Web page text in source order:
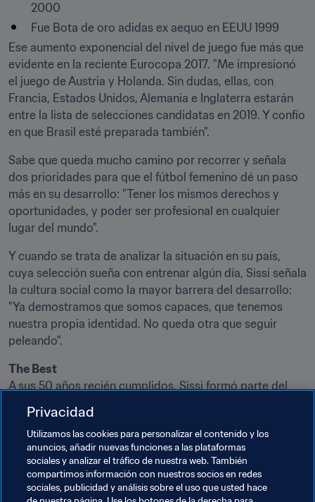
2000
Fue Bota de oro adidas ex aequo en EEUU 1999
Ese aumento exponencial del nivel de juego fue más que
evidente en la reciente Eurocopa 2017. "Me impresionó
el juego de Austria y Holanda. Sin dudas, ellas, con
Francia, Estados Unidos, Alemania e Inglaterra estarán
entre la lista de selecciones candidatas en 2019. Y confío
en que Brasil esté preparada también".
Sabe que queda mucho camino por recorrer y señala
dos prioridades para que el fútbol femenino dé un paso
más en su desarrollo: "Tener los mismos derechos y
oportunidades, y poder ser profesional en cualquier
lugar del mundo".
Y cuando se trata de analizar la situación en su país,
cuya selección sueña con entrenar algún día, Sissi señala
la cultura social como la mayor barrera del desarrollo:
"Ya demostramos que somos capaces, que tenemos
nuestra propia identidad. No queda otra que seguir
peleando".
The Best
A sus 50 años recién cumplidos, Sissi formó parte del
candidatos a The Best en la categoría femenina. El
crecimiento de la modalidad aumenta la competencia y
complica la selección. "No fue nada fácil, porque había
muchísimas jugadoras buenísimas, con talentos
diferentes. Se quedaron fuera jugadoras impresionantes,
Privacidad
Utilizamos las cookies para personalizar el contenido y los
anuncios, añadir nuevas funciones a las plataformas
sociales y analizar el tráfico de nuestra web. También
compartimos información con nuestros socios en redes
sociales, publicidad y análisis sobre el uso que usted hace